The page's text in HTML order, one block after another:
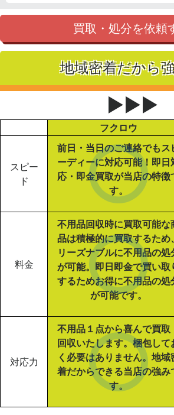
買取・処分を依頼
地域密着だから
▶▶▶
フクロウ
スピー
ド
前日・当日のご連絡でもス
ーディーに対応可能！即日
応・即金買取が当店の特徴
す。
料金
不用品回収時に買取可能な
品は積極的に買取するため、
リーズナブルに不用品の処
が可能。即日即金で買い取
するためお得に不用品の処
が可能です。
対応力
不用品１点から喜んで買取
回収いたします。梱包して
く必要はありません。地域
着だからできる当店の強み
す。